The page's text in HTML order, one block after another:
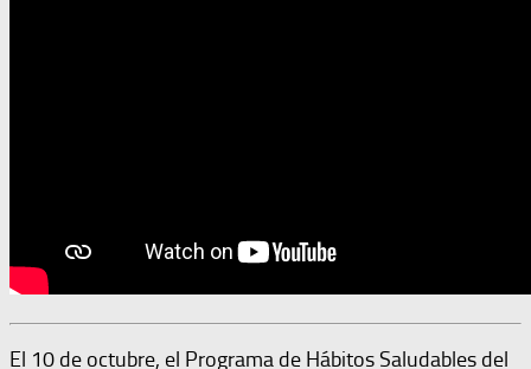
El 10 de octubre, el Programa de Hábitos Saludables del